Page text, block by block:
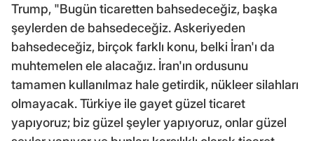
Trump, "Bugün ticaretten bahsedeceğiz, başka
şeylerden de bahsedeceğiz. Askeriyeden
bahsedeceğiz, birçok farklı konu, belki İran'ı da
muhtemelen ele alacağız. İran'ın ordusunu
tamamen kullanılmaz hale getirdik, nükleer silahları
olmayacak. Türkiye ile gayet güzel ticaret
yapıyoruz; biz güzel şeyler yapıyoruz, onlar güzel